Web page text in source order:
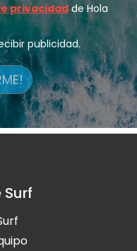
privacidadde Hola
publicidad.
Surf